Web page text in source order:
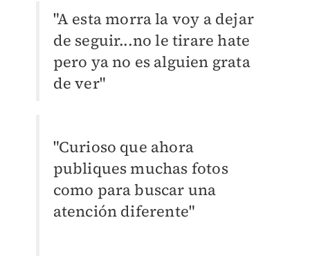
"A esta morra la voy a dejar
de seguir...no le tirare hate
pero ya no es alguien grata
de ver"
"Curioso que ahora
publiques muchas fotos
como para buscar una
atención diferente"